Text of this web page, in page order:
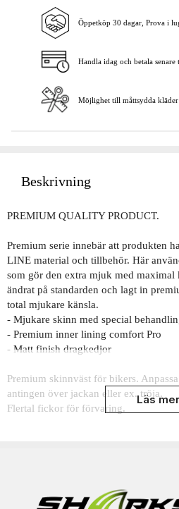
Öppetköp 30 dagar, Prova i
Handla idag och betala
Möjlighet till måttsydda
Beskrivning
PREMIUM QUALITY PRODUCT.
Premium serie innebär att produkten
LINE material och tillbehör. Här
som gör den extra mjuk med
ändrat på standarden och lagt in
total mjukare känsla.
- Mjukare skinn med special
- Premium inner lining comfort Pro
- Matt finish dragkedjor
Premium skinnväst för bikers.
antingen över jackan eller ex. tröja.
Flertal fickor för förvaring.
användas som vanlig
Läs mer